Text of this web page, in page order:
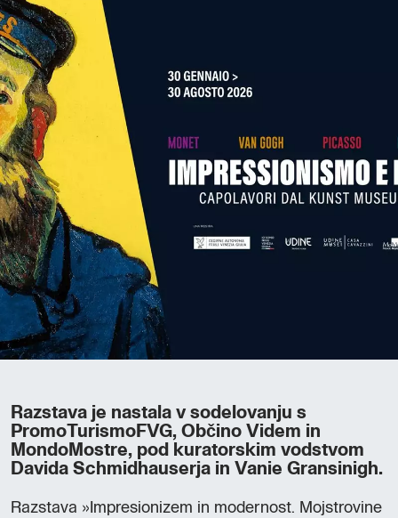
Razstava je nastala v sodelovanju s
PromoTurismoFVG, Občino Videm in
MondoMostre, pod kuratorskim vodstvom
Davida Schmidhauserja in Vanie Gransinigh.
Razstava »Impresionizem in modernost. Mojstrovine